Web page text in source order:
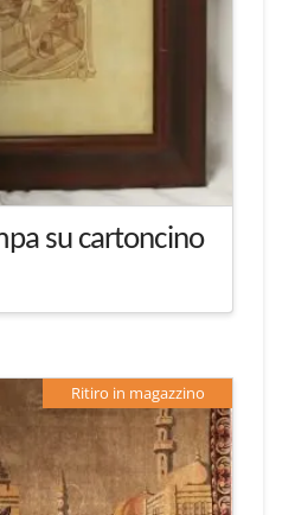
su cartoncino
Ritiro in magazzino